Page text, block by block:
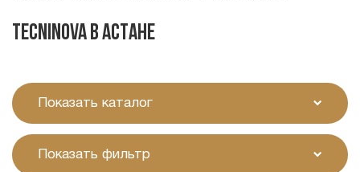
Tecninova в Астане
Показать каталог
Показать фильтр